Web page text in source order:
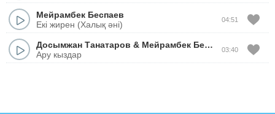
Мейрамбек Беспаев
Екі жирен (Халық әні)
04:51
Досымжан Танатаров & Мейрамбек Беспаев
Ару кыздар
03:40